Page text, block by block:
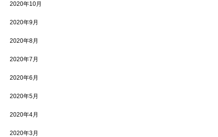
2020年10月
2020年9月
2020年8月
2020年7月
2020年6月
2020年5月
2020年4月
2020年3月